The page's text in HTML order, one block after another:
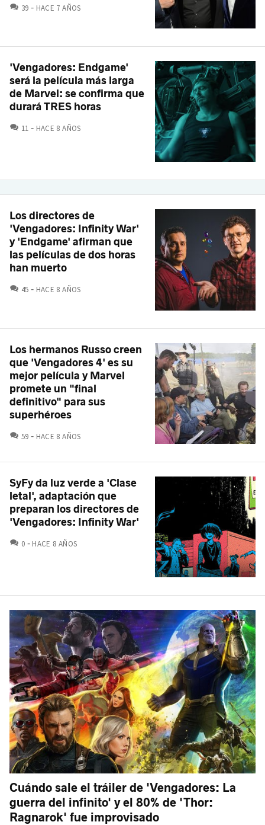
39 COMENTARIOS
HACE 7 AÑOS
'Vengadores: Endgame'
será la película más larga
de Marvel: se confirma que
durará TRES horas
11 COMENTARIOS
HACE 8 AÑOS
Los directores de
'Vengadores: Infinity War'
y 'Endgame' afirman que
las películas de dos horas
han muerto
45 COMENTARIOS
HACE 8 AÑOS
Los hermanos Russo creen
que 'Vengadores 4' es su
mejor película y Marvel
promete un "final
definitivo" para sus
superhéroes
59 COMENTARIOS
HACE 8 AÑOS
SyFy da luz verde a 'Clase
letal', adaptación que
preparan los directores de
'Vengadores: Infinity War'
0 COMENTARIOS
HACE 8 AÑOS
Cuándo sale el tráiler de 'Vengadores: La
guerra del infinito' y el 80% de 'Thor:
Ragnarok' fue improvisado